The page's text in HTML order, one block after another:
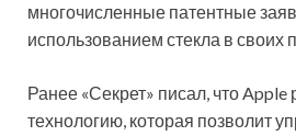
многочисленные патентные
использованием стекла в своих
Ранее «Секрет» писал, что Apple
технологию, которая позволит